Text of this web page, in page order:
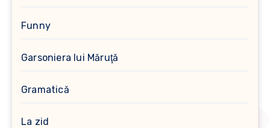
Funny
Garsoniera lui Măruţă
Gramatică
La zid